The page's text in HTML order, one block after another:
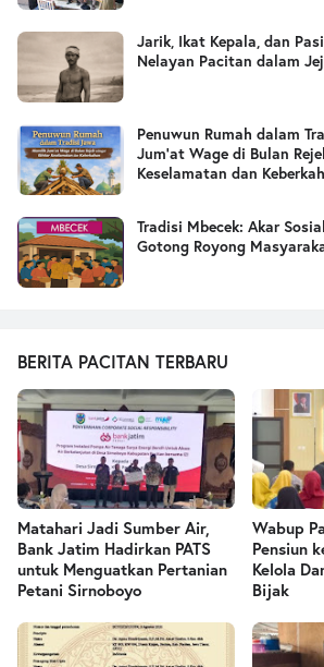
Jarik, Ikat Kepala, dan
Nelayan Pacitan dalam
Penuwun Rumah dalam
Jum’at Wage di Bulan
Keselamatan dan
Tradisi Mbecek: Akar
Gotong Royong
BERITA PACITAN TERBARU
Matahari Jadi Sumber Air,
Bank Jatim Hadirkan PATS
untuk Menguatkan Pertanian
Petani Sirnoboyo
Wabup
Pensiun
Kelola
Bijak